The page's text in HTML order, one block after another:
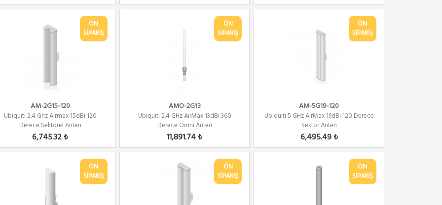
ÖN
SİPARİŞ
AM-2G15-120
Ubiquiti 2.4 Ghz Airmax 15dBi 120
Derece Sektörel Anten
6,745.32 ₺
ÖN
SİPARİŞ
AMO-2G13
Ubiquiti 2.4 GHz AirMax 13dBi 360
Derece Omni Anten
11,891.74 ₺
ÖN
SİPARİŞ
AM-5G19-120
Ubiquiti 5 GHz AirMax 19dBi 120 Derece
Sektör Anten
6,495.49 ₺
ÖN
SİPARİŞ
ÖN
SİPARİŞ
ÖN
SİPARİŞ